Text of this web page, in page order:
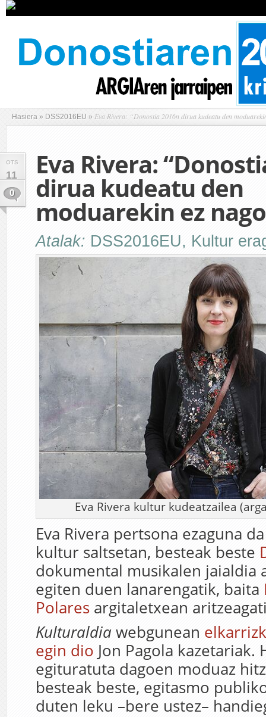
Hasiera » DSS2016EU » Eva Rivera: “Donostia 2016n dirua kudeatu den
OTS
11
0
Eva Rivera:
dirua kudeatu den
moduarekin ez
Atalak: DSS2016EU, Kultur
Eva Rivera kultur kudeatzailea
Eva Rivera pertsona ezaguna
kultur saltsetan, besteak beste
dokumental musikalen jaialdia
egiten duen lanarengatik, baita
Polares argitaletxean
Kulturaldia webgunean
egin dio Jon Pagola
egituratuta dagoen moduaz
besteak beste, egitasmo
duten leku –bere ustez–